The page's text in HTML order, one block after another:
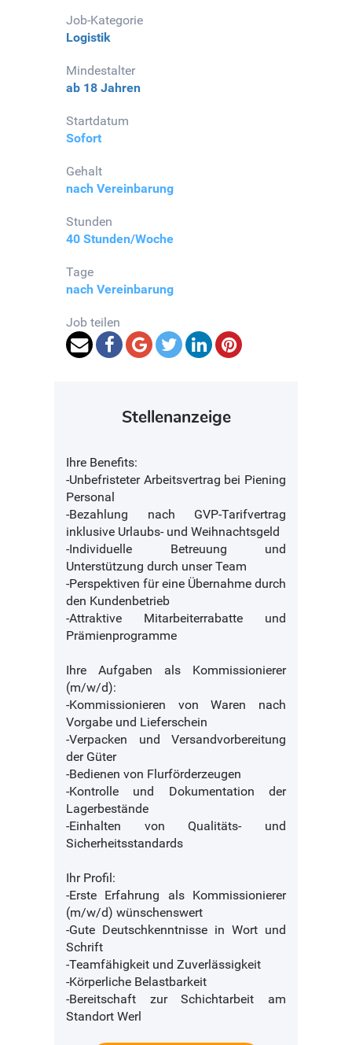
Job-Kategorie
Logistik
Mindestalter
ab 18 Jahren
Startdatum
Sofort
Gehalt
nach Vereinbarung
Stunden
40 Stunden/Woche
Tage
nach Vereinbarung
Job teilen
Stellenanzeige
Ihre Benefits:
-Unbefristeter Arbeitsvertrag bei Piening
Personal
-Bezahlung nach GVP-Tarifvertrag
inklusive Urlaubs- und Weihnachtsgeld
-Individuelle Betreuung und
Unterstützung durch unser Team
-Perspektiven für eine Übernahme durch
den Kundenbetrieb
-Attraktive Mitarbeiterrabatte und
Prämienprogramme
Ihre Aufgaben als Kommissionierer
(m/w/d):
-Kommissionieren von Waren nach
Vorgabe und Lieferschein
-Verpacken und Versandvorbereitung
der Güter
-Bedienen von Flurförderzeugen
-Kontrolle und Dokumentation der
Lagerbestände
-Einhalten von Qualitäts- und
Sicherheitsstandards
Ihr Profil:
-Erste Erfahrung als Kommissionierer
(m/w/d) wünschenswert
-Gute Deutschkenntnisse in Wort und
Schrift
-Teamfähigkeit und Zuverlässigkeit
-Körperliche Belastbarkeit
-Bereitschaft zur Schichtarbeit am
Standort Werl